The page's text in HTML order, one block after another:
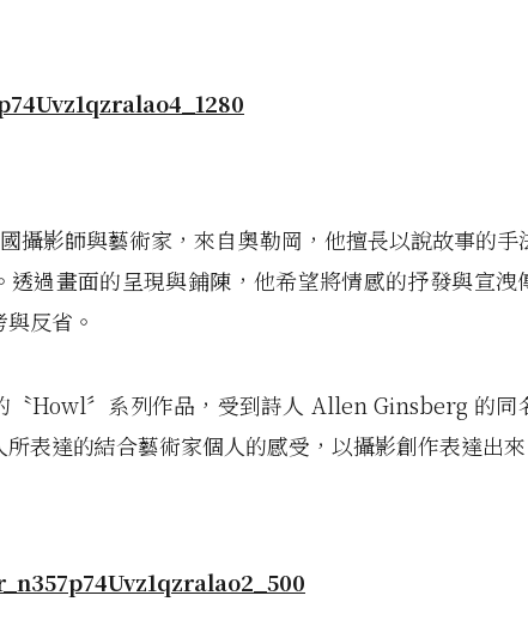
攝影師與藝術家，來自奧勒岡，他擅長以說故事的手
透過畫面的呈現與鋪陳，他希望將情感的抒發與宣洩
反省。
〝Howl〞系列作品，受到詩人 Allen Ginsberg 的同
表達的結合藝術家個人的感受，以攝影創作表達出來